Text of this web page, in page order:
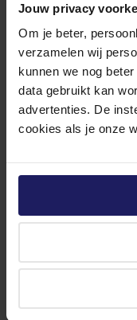
Jouw privacy
Om je beter,
verzamelen wij
kunnen we nog
data gebruikt kan
advertenties. De
cookies als je onze
Ontvang als eerste de